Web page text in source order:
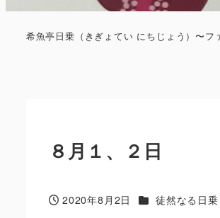
希魚亭日乗（きぎょてい にちじょう）〜
８月１、２日
投稿日
2020年8月2日 カテゴリー
徒然なる日乗